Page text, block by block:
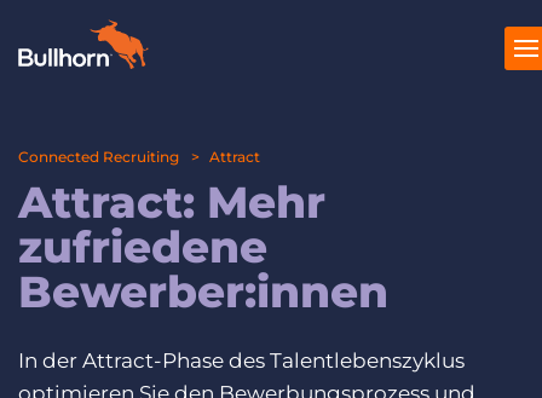
Produkte
Preise
Ressourcen
Unternehmen
Connected Recruiting Attract
Attract: Mehr
zufriedene
Bewerber:innen
In der Attract-Phase des Talentlebenszyklus
optimieren Sie den Bewerbungsprozess und